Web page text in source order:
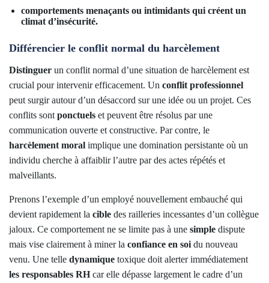
comportements menaçants ou intimidants qui créent un
climat d’insécurité.
Différencier le conflit normal du harcèlement
Distinguer un conflit normal d’une situation de harcèlement est
crucial pour intervenir efficacement. Un conflit professionnel
peut surgir autour d’un désaccord sur une idée ou un projet. Ces
conflits sont ponctuels et peuvent être résolus par une
communication ouverte et constructive. Par contre, le
harcèlement moral implique une domination persistante où un
individu cherche à affaiblir l’autre par des actes répétés et
malveillants.
Prenons l’exemple d’un employé nouvellement embauché qui
devient rapidement la cible des railleries incessantes d’un collègue
jaloux. Ce comportement ne se limite pas à une simple dispute
mais vise clairement à miner la confiance en soi du nouveau
venu. Une telle dynamique toxique doit alerter immédiatement
les responsables RHcar elle dépasse largement le cadre d’un